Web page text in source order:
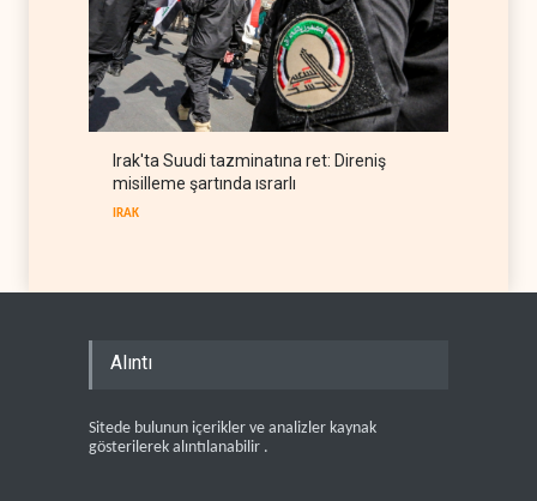
Irak'ta Suudi tazminatına ret: Direniş
misilleme şartında ısrarlı
IRAK
Alıntı
Sitede bulunun içerikler ve analizler kaynak
gösterilerek alıntılanabilir .